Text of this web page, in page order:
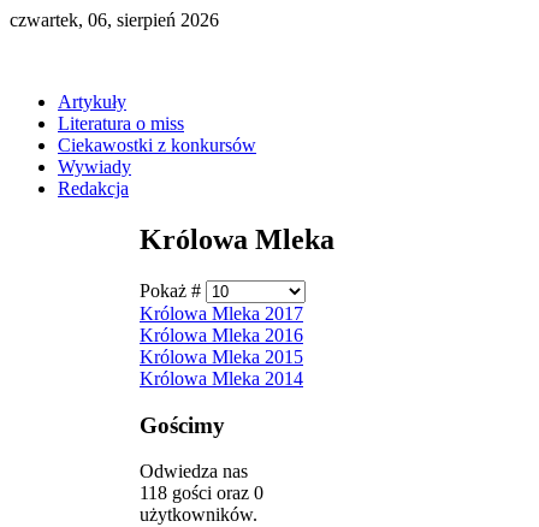
czwartek, 06, sierpień 2026
Artykuły
Literatura o miss
Ciekawostki z konkursów
Wywiady
Redakcja
Królowa Mleka
Pokaż #
Królowa Mleka 2017
Królowa Mleka 2016
Królowa Mleka 2015
Królowa Mleka 2014
Gościmy
Odwiedza nas
118 gości oraz 0
użytkowników.